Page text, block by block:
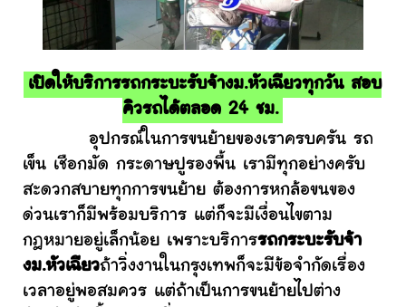
เปิดให้บริการรถกระบะรับจ้างม.หัวเฉียวทุกวัน สอบ
คิวรถได้ตลอด 24 ชม.
อุปกรณ์ในการขนย้ายของเราครบครัน รถ
เข็น เชือกมัด กระดาษปูรองพื้น เรามีทุกอย่างครับ
สะดวกสบายทุกการขนย้าย ต้องการหกล้อขนของ
ด่วนเราก็มีพร้อมบริการ แต่ก็จะมีเงื่อนไขตาม
กฎหมายอยู่เล็กน้อย เพราะบริการรถกระบะรับจ้า
งม.หัวเฉียวถ้าวิ่งงานในกรุงเทพก็จะมีข้อจำกัดเรื่อง
เวลาอยู่พอสมควร แต่ถ้าเป็นการขนย้ายไปต่าง